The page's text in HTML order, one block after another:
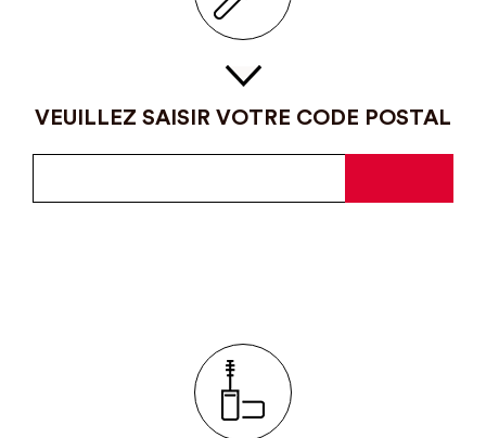
VEUILLEZ SAISIR VOTRE CODE POSTAL